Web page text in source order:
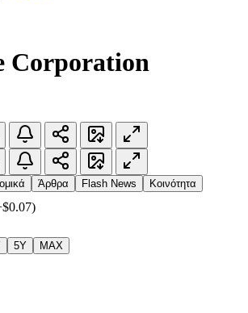
Corporation
Άρθρα Flash News Κοινότητα
5Y MAX